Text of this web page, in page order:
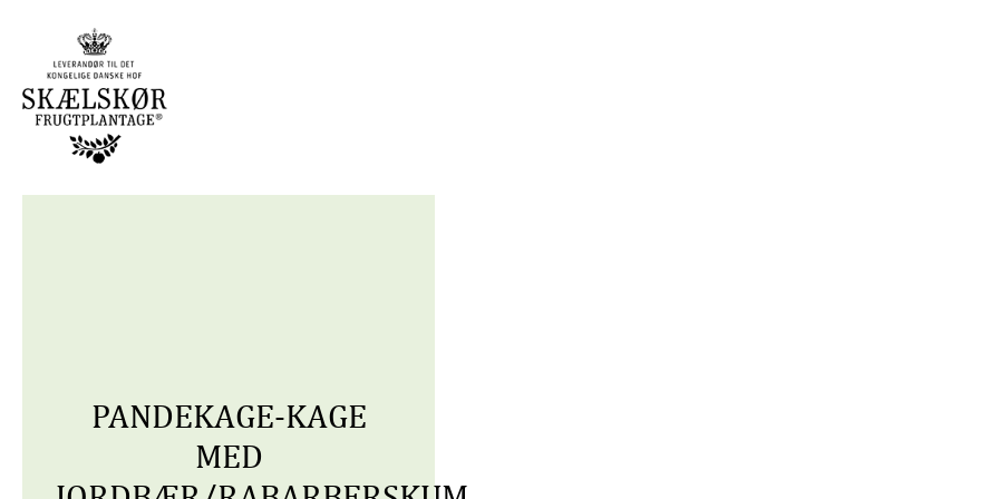
PANDEKAGE-KAGE
MED